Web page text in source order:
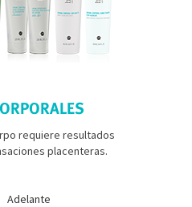
requiere resultados
placenteras.
Adelante